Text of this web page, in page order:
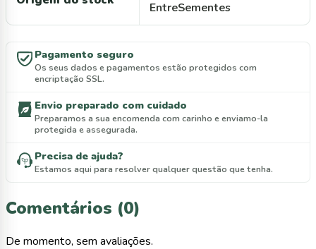
EntreSementes
Pagamento seguro
Os seus dados e pagamentos estão protegidos com
encriptação SSL.
Envio preparado com cuidado
Preparamos a sua encomenda com carinho e enviamo-la
protegida e assegurada.
Precisa de ajuda?
Estamos aqui para resolver qualquer questão que tenha.
Comentários (0)
De momento, sem avaliações.